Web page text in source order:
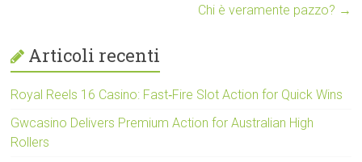
Chi è veramente pazzo? →
Articoli recenti
Royal Reels 16 Casino: Fast‑Fire Slot Action for Quick Wins
Gwcasino Delivers Premium Action for Australian High
Rollers